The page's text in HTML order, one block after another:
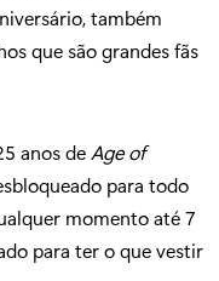
também
que são grandes fãs
anos deAge of
para todo
momento até 7
para ter o que vestir